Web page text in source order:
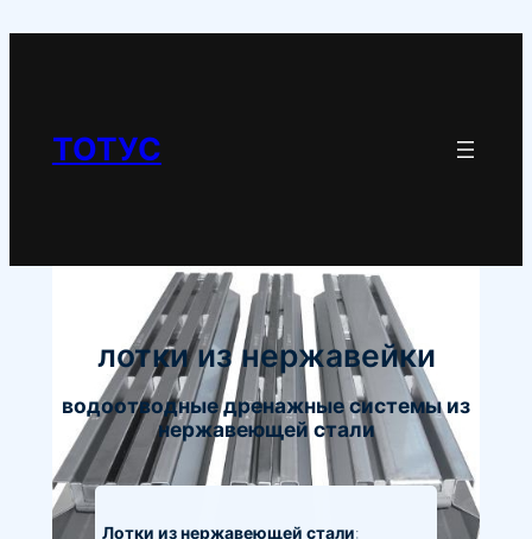
к
ТОТУС
лотки из нержавейки
водоотводные дренажные системы из
нержавеющей стали
Лотки из нержавеющей стали: